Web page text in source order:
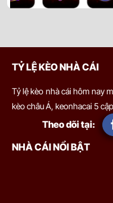
TỶ LỆ KÈO NHÀ CÁI
Tỷ lệ kèo nhà cái hôm nay
kèo châu Á, keonhacai 5
Theo dõi tại:
NHÀ CÁI NỔI BẬT